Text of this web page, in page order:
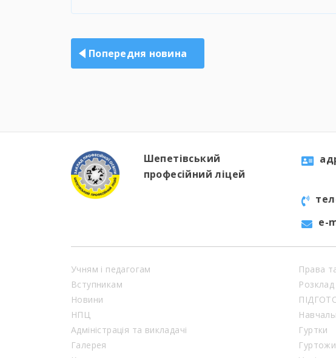
записів
Попередня новина
Шепетівський
професійний ліцей
e-
Учням і педагогам
Вступникам
Новини
НПЦ
Адміністрація та викладачі
Галерея
Права
Гуртки